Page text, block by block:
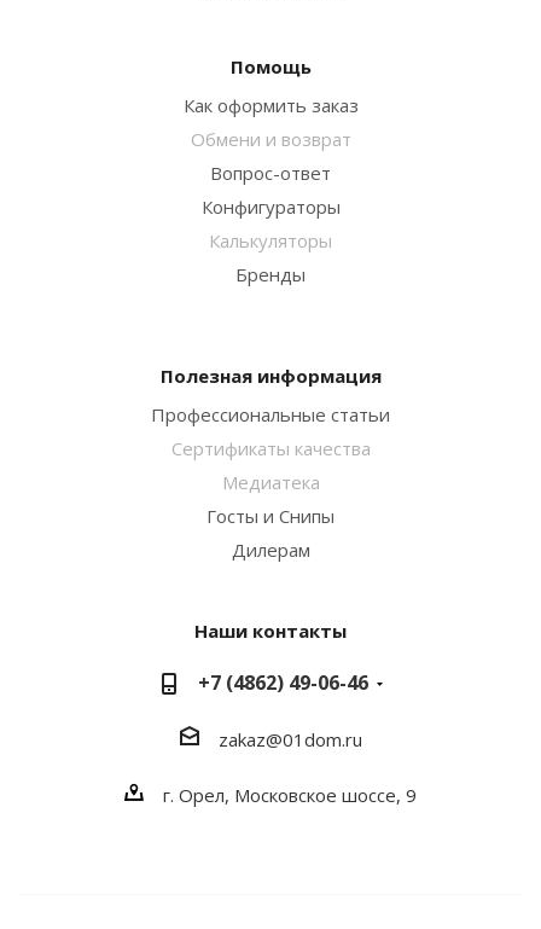
Помощь
Как оформить заказ
Обмени и возврат
Вопрос-ответ
Конфигураторы
Калькуляторы
Бренды
Полезная информация
Профессиональные статьи
Сертификаты качества
Медиатека
Госты и Снипы
Дилерам
Наши контакты
+7 (4862) 49-06-46
zakaz@01dom.ru
г. Орел, Московское шоссе, 9